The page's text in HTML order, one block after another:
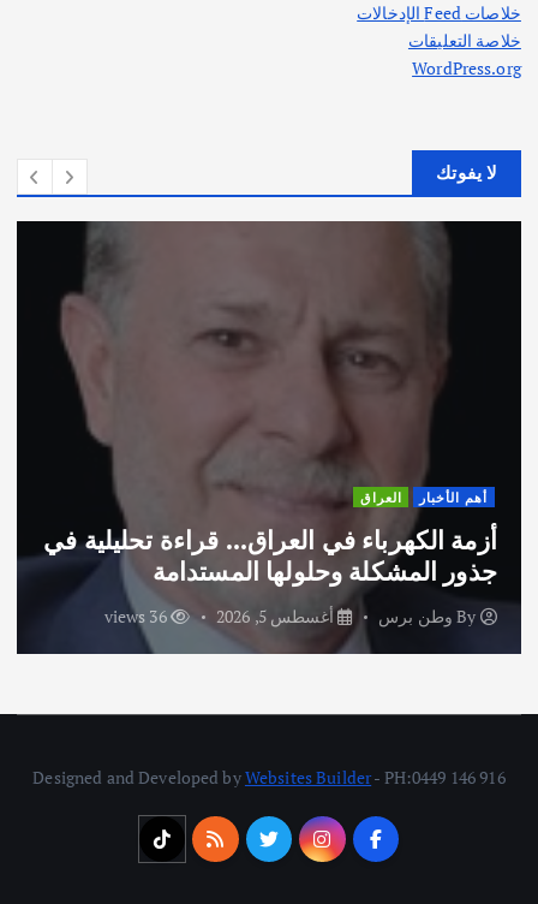
خلاصات Feed الإدخالات
خلاصة التعليقات
WordPress.org
لا يفوتك
أهم الأخبار العراق
أزمة الكهرباء في العراق… قراءة تحليلية في
جذور المشكلة وحلولها المستدامة
وطن برس أغسطس 5, 2026 36 views
Designed and Developed byWebsites Builder- PH:0449 146 916